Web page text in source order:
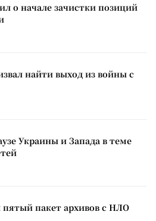
о начале зачистки позиций
найти выход из войны с
Украины и Запада в теме
пятый пакет архивов с НЛО